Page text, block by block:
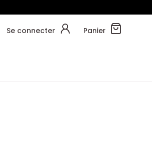
Se connecter Panier